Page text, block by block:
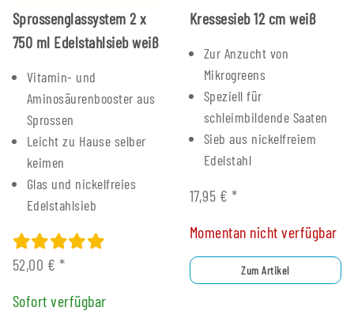
Sprossenglassystem 2 x
750 ml Edelstahlsieb weiß
Vitamin- und
Aminosäurenbooster aus
Sprossen
Leicht zu Hause selber
keimen
Glas und nickelfreies
Edelstahlsieb
52,00 € *
Sofort verfügbar
Kressesieb 12 cm weiß
Zur Anzucht von
Mikrogreens
Speziell für
schleimbildende Saaten
Sieb aus nickelfreiem
Edelstahl
17,95 € *
Momentan nicht verfügbar
Zum Artikel